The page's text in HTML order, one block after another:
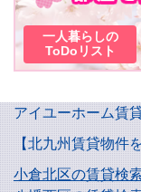
一人暮らしの
ToDoリスト
アイユーホーム賃
【北九州賃貸物件
小倉北区の賃貸検